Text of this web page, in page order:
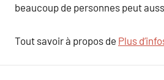
beaucoup de personnes peut
Tout savoir à propos de Plus